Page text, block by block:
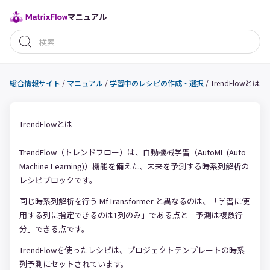
マニュアル
総合情報サイト / マニュアル / 学習中のレシピの作成・選択 /TrendFlowとは
TrendFlowとは
TrendFlow（トレンドフロー）は、自動機械学習（AutoML (Auto
Machine Learning)）機能を備えた、未来を予測する時系列解析の
レシピブロックです。
同じ時系列解析を行う MfTransformer と異なるのは、「学習に使
用する列に指定できるのは1列のみ」である点と「予測は複数行
分」できる点です。
TrendFlowを使ったレシピは、プロジェクトテンプレートの時系
列予測にセットされています。